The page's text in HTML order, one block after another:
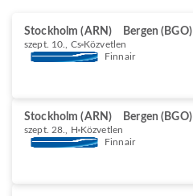
Stockholm (ARN) Bergen (BGO)
szept. 10., Cs Közvetlen
Finnair
Stockholm (ARN) Bergen (BGO)
szept. 28., H Közvetlen
Finnair